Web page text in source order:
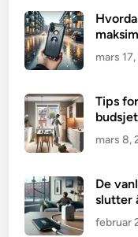
mars
Tips
mars 8,
De
slutter
februar